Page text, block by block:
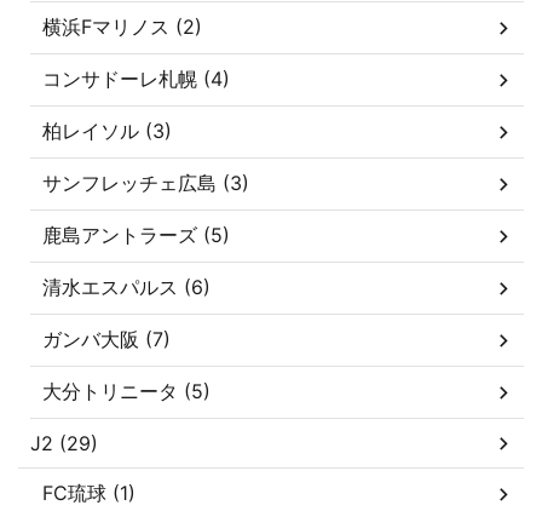
横浜Fマリノス (2)
コンサドーレ札幌 (4)
柏レイソル (3)
サンフレッチェ広島 (3)
鹿島アントラーズ (5)
清水エスパルス (6)
ガンバ大阪 (7)
大分トリニータ (5)
J2 (29)
FC琉球 (1)